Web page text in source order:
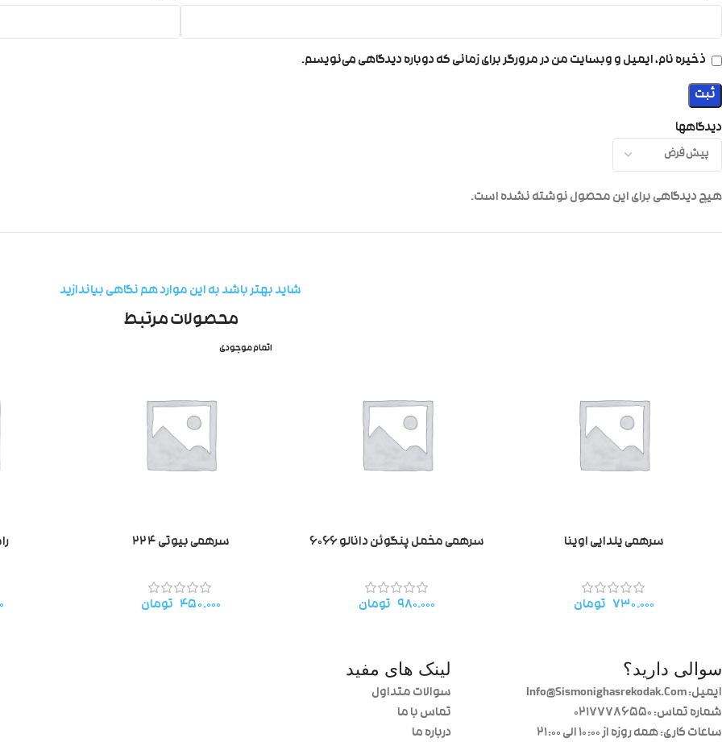
دیدگاهها
هیچ دیدگاهی برای این محصول نوشته نشده است.
ذخیره نام، ایمیل و وبسایت من در مرورگر برای زمانی که دوباره دیدگاهی می‌نویسم.
شاید بهتر باشد به این موارد هم نگاهی بیاندازید
محصولات مرتبط
سرهمی یلدایی اوینا
۷۳۰.۰۰۰ تومان
سرهمی مخمل پنگوئن دانالو ۶۰۶۶
۹۸۰.۰۰۰ تومان
اتمام موجودی
سرهمی بیوتی ۲۲۴
۴۵۰.۰۰۰ تومان
سوالی دارید؟
ایمیل: Info@Sismonighasrekodak.Com
شماره تماس: 02177786550
ساعات کاری: همه روزه از ۱۰:۰۰ الی ۲۱:۰۰
لینک های مفید
سوالات متداول
تماس با ما
درباره ما